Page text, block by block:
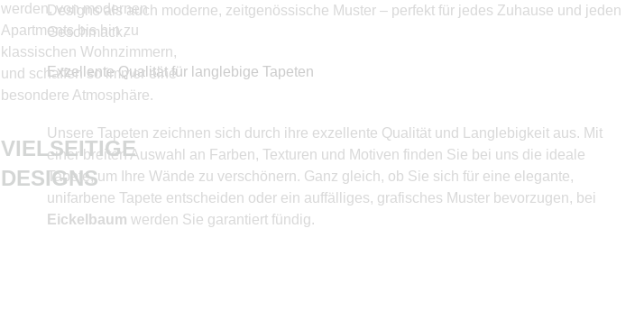
werden, von modernen
Apartments bis hin zu
klassischen Wohnzimmern,
und schaffen so immer eine
besondere Atmosphäre.
VIELSEITIGE
DESIGNS
Designs als auch moderne, zeitgenössische Muster – perfekt für jedes Zuhause und jeden
Geschmack.
Exzellente Qualität für langlebige Tapeten
Unsere Tapeten zeichnen sich durch ihre exzellente Qualität und Langlebigkeit aus. Mit
einer breiten Auswahl an Farben, Texturen und Motiven finden Sie bei uns die ideale
Tapete, um Ihre Wände zu verschönern. Ganz gleich, ob Sie sich für eine elegante,
unifarbene Tapete entscheiden oder ein auffälliges, grafisches Muster bevorzugen, bei
Eickelbaum werden Sie garantiert fündig.